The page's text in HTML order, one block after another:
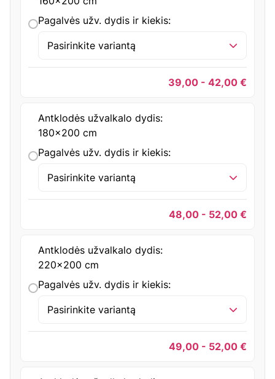
Pagalvės užv. dydis ir kiekis:
Pasirinkite variantą
39,00 - 42,00 €
Antklodės užvalkalo dydis:
180x200 cm
Pagalvės užv. dydis ir kiekis:
Pasirinkite variantą
48,00 - 52,00 €
Antklodės užvalkalo dydis:
220x200 cm
Pagalvės užv. dydis ir kiekis:
Pasirinkite variantą
49,00 - 52,00 €